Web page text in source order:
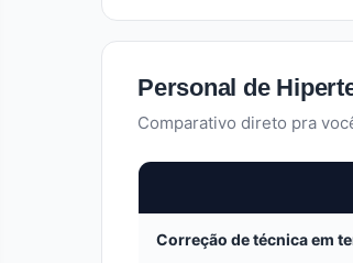
Personal de
Comparativo direto pra
Correção de técnica em